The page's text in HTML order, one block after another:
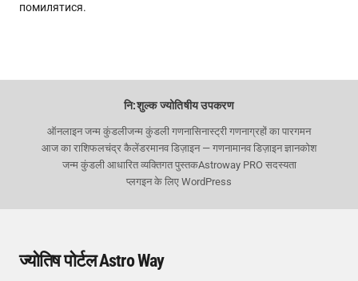
помилятися.
नि:शुल्क ज्योतिषीय उपकरण
ऑनलाइन जन्म कुंडलीजन्म कुंडली गणनासिनास्ट्री गणनाग्रहों का पारगमन
आज का राशिफलचंद्र कैलेंडरमानव डिज़ाइन — गणनामानव डिज़ाइन ज्ञानकोश
जन्म कुंडली आधारित व्यक्तिगत पुस्तकAstroway PRO सदस्यता
प्लगइन के लिए WordPress
ज्योतिष पोर्टल Astro Way